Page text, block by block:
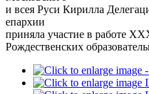
и всея Руси Кирилла
епархии
приняла участие в работе
Рождественских